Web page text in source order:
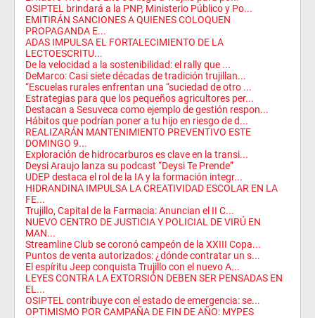
OSIPTEL brindará a la PNP, Ministerio Público y Po...
EMITIRÁN SANCIONES A QUIENES COLOQUEN
PROPAGANDA E...
ADAS IMPULSA EL FORTALECIMIENTO DE LA
LECTOESCRITU...
De la velocidad a la sostenibilidad: el rally que ...
DeMarco: Casi siete décadas de tradición trujillan...
“Escuelas rurales enfrentan una “suciedad de otro ...
Estrategias para que los pequeños agricultores per...
Destacan a Sesuveca como ejemplo de gestión respon...
Hábitos que podrían poner a tu hijo en riesgo de d...
REALIZARÁN MANTENIMIENTO PREVENTIVO ESTE
DOMINGO 9...
Exploración de hidrocarburos es clave en la transi...
Deysi Araujo lanza su podcast “Deysi Te Prende”
UDEP destaca el rol de la IA y la formación integr...
HIDRANDINA IMPULSA LA CREATIVIDAD ESCOLAR EN LA
FE...
Trujillo, Capital de la Farmacia: Anuncian el II C...
NUEVO CENTRO DE JUSTICIA Y POLICIAL DE VIRÚ EN
MAN...
Streamline Club se coronó campeón de la XXIII Copa...
Puntos de venta autorizados: ¿dónde contratar un s...
El espíritu Jeep conquista Trujillo con el nuevo A...
LEYES CONTRA LA EXTORSIÓN DEBEN SER PENSADAS EN
EL...
OSIPTEL contribuye con el estado de emergencia: se...
OPTIMISMO POR CAMPAÑA DE FIN DE AÑO: MYPES